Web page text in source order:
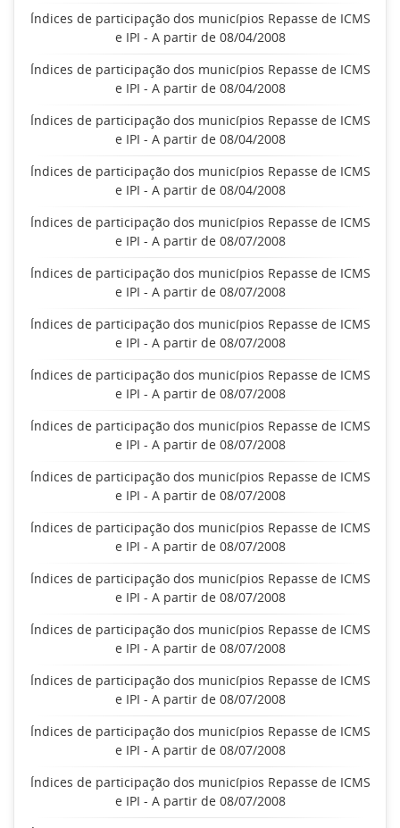
Índices de participação dos municípios Repasse de ICMS
e IPI - A partir de 08/04/2008
Índices de participação dos municípios Repasse de ICMS
e IPI - A partir de 08/04/2008
Índices de participação dos municípios Repasse de ICMS
e IPI - A partir de 08/04/2008
Índices de participação dos municípios Repasse de ICMS
e IPI - A partir de 08/04/2008
Índices de participação dos municípios Repasse de ICMS
e IPI - A partir de 08/07/2008
Índices de participação dos municípios Repasse de ICMS
e IPI - A partir de 08/07/2008
Índices de participação dos municípios Repasse de ICMS
e IPI - A partir de 08/07/2008
Índices de participação dos municípios Repasse de ICMS
e IPI - A partir de 08/07/2008
Índices de participação dos municípios Repasse de ICMS
e IPI - A partir de 08/07/2008
Índices de participação dos municípios Repasse de ICMS
e IPI - A partir de 08/07/2008
Índices de participação dos municípios Repasse de ICMS
e IPI - A partir de 08/07/2008
Índices de participação dos municípios Repasse de ICMS
e IPI - A partir de 08/07/2008
Índices de participação dos municípios Repasse de ICMS
e IPI - A partir de 08/07/2008
Índices de participação dos municípios Repasse de ICMS
e IPI - A partir de 08/07/2008
Índices de participação dos municípios Repasse de ICMS
e IPI - A partir de 08/07/2008
Índices de participação dos municípios Repasse de ICMS
e IPI - A partir de 08/07/2008